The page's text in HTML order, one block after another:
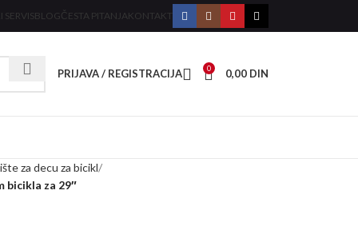
SERVISBLOGČESTA PITANJAKONTAKT
PRIJAVA / REGISTRACIJA 0 0,00 DIN
za decu za bicikl
bicikla za 29″